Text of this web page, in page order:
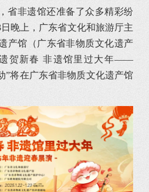
省非遗馆还准备了众多精彩纷
晚上，广东省文化和旅游厅主
产馆（广东省非物质文化遗产
贺新春 非遗馆里过大年——
”将在广东省非物质文化遗产馆